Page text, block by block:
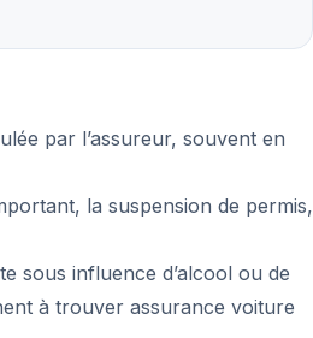
par l’assureur, souvent en
la suspension de permis,
sous influence d’alcool ou de
à trouver assurance voiture